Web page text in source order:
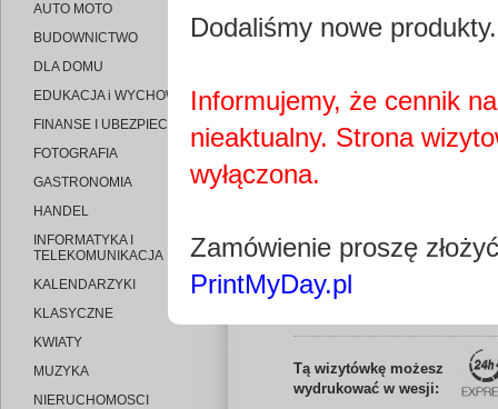
AUTO MOTO
BUDOWNICTWO
DLA DOMU
EDUKACJA i WYCHOWANIE
FINANSE I UBEZPIECZENIA
FOTOGRAFIA
GASTRONOMIA
HANDEL
INFORMATYKA I
TELEKOMUNIKACJA
KALENDARZYKI
KLASYCZNE
KWIATY
MUZYKA
NIERUCHOMOSCI
Edytuj
Tą wizytówkę możesz
wydrukować w wesji:
Dodaliśmy nowe
Informujemy, że cennik
nieaktualny. Strona
wyłączona.
Zamówienie proszę
PrintMyDay.pl